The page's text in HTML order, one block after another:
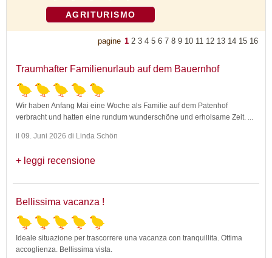
AGRITURISMO
pagine 1 2 3 4 5 6 7 8 9 10 11 12 13 14 15 16
Traumhafter Familienurlaub auf dem Bauernhof
Wir haben Anfang Mai eine Woche als Familie auf dem Patenhof
verbracht und hatten eine rundum wunderschöne und erholsame Zeit.
il 09. Juni 2026 di Linda Schön
leggi recensione
Bellissima vacanza !
Ideale situazione per trascorrere una vacanza con tranquillita. Ottima
accoglienza. Bellissima vista.